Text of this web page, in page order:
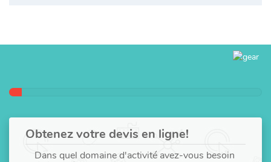
Obtenez votre devis en ligne!
Dans quel domaine d'activité avez-vous besoin